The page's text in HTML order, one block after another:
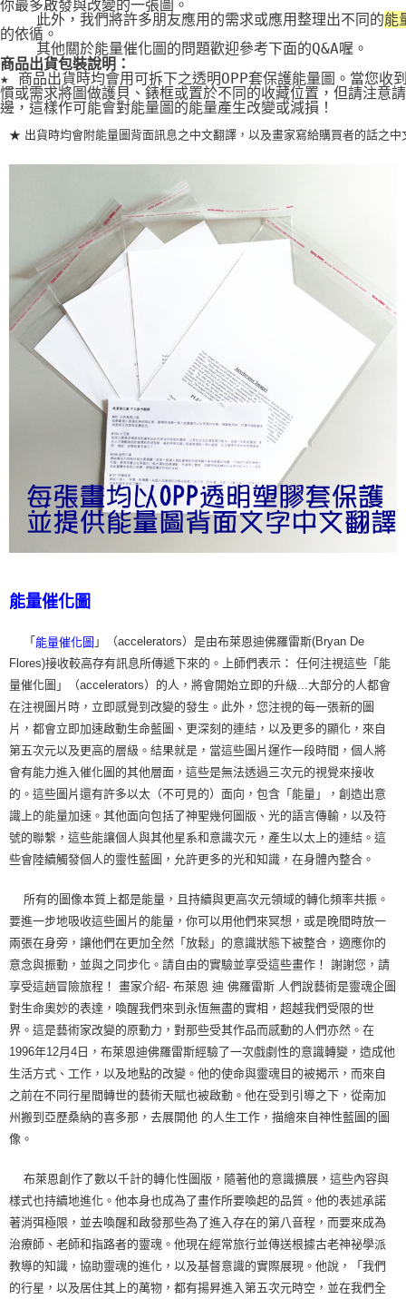
你最多啟發與改變的一張圖。
    此外，我們將許多朋友應用的需求或應用整理出不同的
能
的依循。
    其他關於能量催化圖的問題歡迎參考下面的Q&A喔。
商品出貨包裝說明：
★ 商品出貨時均會用可拆下之透明OPP套保護能量圖。當您收
慣或需求將圖做護貝、錶框或置於不同的收藏位置，但請注意
邊，這樣作可能會對能量圖的能量產生改變或減損！
★ 出貨時均會附能量圖背面訊息之中文翻譯，以及畫家寫給購買者的話之中
能量催化圖
「 能量催化圖 」（accelerators）是由布萊恩迪佛羅雷斯(Bryan De
Flores)接收較高存有訊息所傳遞下來的。上師們表示： 任何注視這些「能
量催化圖」（accelerators）的人，將會開始立即的升級...大部分的人都會
在注視圖片時，立即感覺到改變的發生。此外，您注視的每一張新的圖
片，都會立即加速啟動生命藍圖、更深刻的連結，以及更多的顯化，來自
第五次元以及更高的層級。結果就是，當這些圖片運作一段時間，個人將
會有能力進入催化圖的其他層面，這些是無法透過三次元的視覺來接收
的。這些圖片還有許多以太（不可見的）面向，包含「能量」，創造出意
識上的能量加速。其他面向包括了神聖幾何圖版、光的語言傳輸，以及符
號的聯繫，這些能讓個人與其他星系和意識次元，產生以太上的連結。這
些會陸續觸發個人的靈性藍圖，允許更多的光和知識，在身體內整合。
所有的圖像本質上都是能量，且持續與更高次元領域的轉化頻率共振。
要進一步地吸收這些圖片的能量，你可以用他們來冥想，或是晚間時放一
兩張在身旁，讓他們在更加全然「放鬆」的意識狀態下被整合，適應你的
意念與振動，並與之同步化。請自由的實驗並享受這些畫作！ 謝謝您，請
享受這趟冒險旅程！ 畫家介紹- 布萊恩 迪 佛羅雷斯 人們說藝術是靈魂企圖
對生命奧妙的表達，喚醒我們來到永恆無盡的實相，超越我們受限的世
界。這是藝術家改變的原動力，對那些受其作品而感動的人們亦然。在
1996年12月4日，布萊恩迪佛羅雷斯經驗了一次戲劇性的意識轉變，造成他
生活方式、工作，以及地點的改變。他的使命與靈魂目的被揭示，而來自
之前在不同行星間轉世的藝術天賦也被啟動。他在受到引導之下，從南加
州搬到亞歷桑納的喜多那，去展開他 的人生工作，描繪來自神性藍圖的圖
像。
布萊恩創作了數以千計的轉化性圖版，隨著他的意識擴展，這些內容與
樣式也持續地進化。他本身也成為了畫作所要喚起的品質。他的表述承諾
著消弭極限，並去喚醒和啟發那些為了進入存在的第八音程，而要來成為
治療師、老師和指路者的靈魂。他現在經常旅行並傳送根據古老神祕學派
教導的知識，協助靈魂的進化，以及基督意識的實際展現。他說，「我們
的行星，以及居住其上的萬物，都有揚昇進入第五次元時空，並在我們全